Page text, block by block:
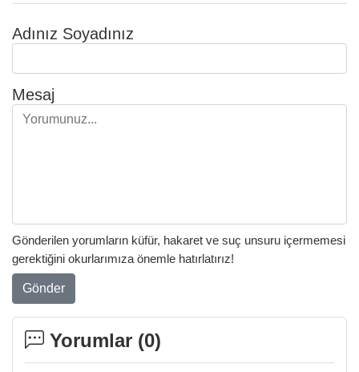
Adınız Soyadınız
Mesaj
Gönderilen yorumların küfür, hakaret ve suç unsuru içermemesi
gerektiğini okurlarımıza önemle hatırlatırız!
Gönder
Yorumlar (0)